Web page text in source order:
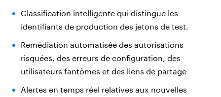
Classification intelligente qui distingue les
identifiants de production des jetons de test.
Remédiation automatisée des autorisations
risquées, des erreurs de configuration, des
utilisateurs fantômes et des liens de partage
Alertes en temps réel relatives aux nouvelles